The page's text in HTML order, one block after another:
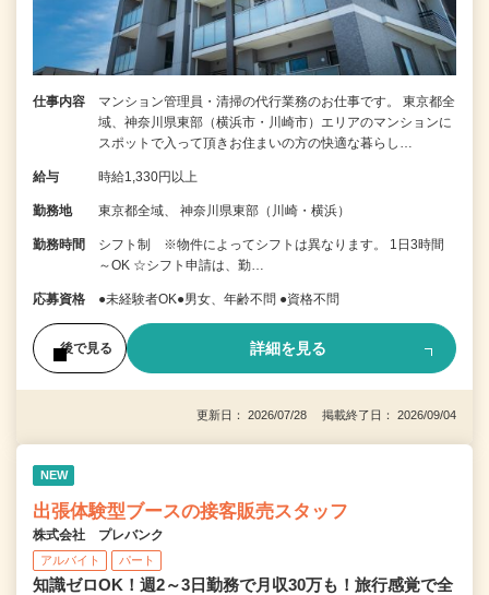
仕事内容
マンション管理員・清掃の代行業務のお仕事です。 東京都全
域、神奈川県東部（横浜市・川崎市）エリアのマンションに
スポットで入って頂きお住まいの方の快適な暮らし…
給与 時給1,330円以上
勤務地 東京都全域、 神奈川県東部（川崎・横浜）
勤務時間
シフト制 ※物件によってシフトは異なります。 1日3時間
～OK ☆シフト申請は、勤…
応募資格 ●未経験者OK●男女、年齢不問 ●資格不問
後で見る 詳細を見る
更新日： 2026/07/28 掲載終了日： 2026/09/04
NEW
出張体験型ブースの接客販売スタッフ
株式会社 プレバンク
アルバイト パート
知識ゼロOK！週2～3日勤務で月収30万も！旅行感覚で全